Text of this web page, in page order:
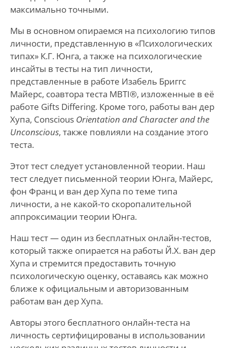
максимально точными.
Мы в основном опираемся на психологию типов
личности, представленную в «Психологических
типах» К.Г. Юнга, а также на психологические
инсайты в тесты на тип личности,
представленные в работе Изабель Бриггс
Майерс, соавтора теста MBTI®, изложенные в её
работе Gifts Differing. Кроме того, работы ван дер
Хупа, Conscious Orientation and Character and the
Unconscious, также повлияли на создание этого
теста.
Этот тест следует установленной теории. Наш
тест следует письменной теории Юнга, Майерс,
фон Франц и ван дер Хупа по теме типа
личности, а не какой-то скоропалительной
аппроксимации теории Юнга.
Наш тест — один из бесплатных онлайн-тестов,
который также опирается на работы Й.Х. ван дер
Хупа и стремится предоставить точную
психологическую оценку, оставаясь как можно
ближе к официальным и авторизованным
работам ван дер Хупа.
Авторы этого бесплатного онлайн-теста на
личность сертифицированы в использовании